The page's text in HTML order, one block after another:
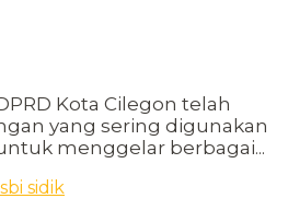
Kota Cilegon telah
yang sering digunakan
menggelar berbagai...